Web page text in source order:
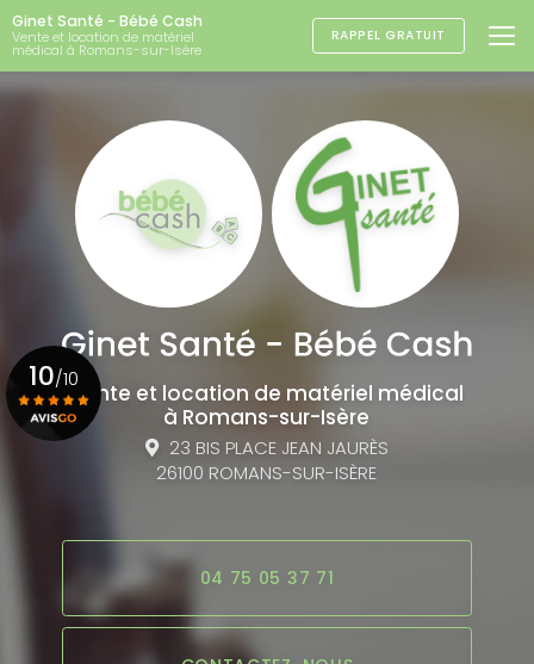
Aller
au
contenu
principal
Ginet Santé - Bébé Cash
Vente et location de matériel
médical à Romans-sur-Isère
RAPPEL GRATUIT
Vente et location de matériel médical
à Romans-sur-Isère
23 BIS PLACE JEAN JAURÈS
26100 ROMANS-SUR-ISÈRE
04 75 05 37 71
10/10